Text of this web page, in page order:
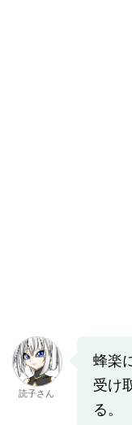
読子さん
蜂楽
受け
る。